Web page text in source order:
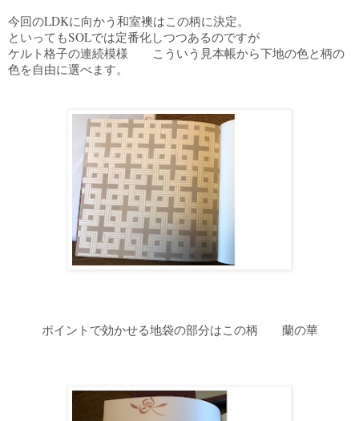
今回のLDKに向かう和室襖はこの柄に決定。
といってもSOLでは定番化しつつあるのですが
ケルト格子の連続模様 こういう見本帳から下地の色と柄の
色を自由に選べます。
ポイントで効かせる地袋の部分はこの柄 蘭の華